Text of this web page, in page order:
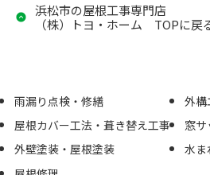
浜松市の屋根工事専門店
（株）トヨ・ホーム TOPに戻
雨漏り点検・修繕
屋根カバー工法・葺き替え工事
外壁塗装・屋根塗装
外構
窓
水ま